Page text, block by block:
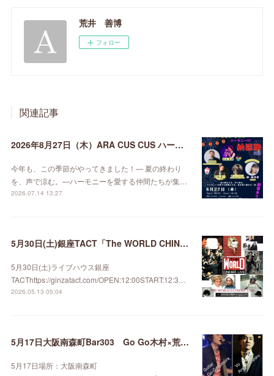
荒井 善博
フォロー
関連記事
2026年8月27日（木）ARA CUS CUS ハーモニーDE納涼祭 2026
今年も、この季節がやってきました！— 夏の終わり
を、声で涼む。—ハーモニーを愛する仲間たちが集…
2026.07.14 13:27
5月30日(土)銀座TACT「The WORLD CHINEMA LIVE」
5月30日(土)ライブハウス銀座
TACThttps://ginzatact.com/OPEN:12:00START:12:3…
2026.05.13 05:04
5月17日大阪南森町Bar303 Go Go木村×荒井善博
5月17日場所：大阪南森町